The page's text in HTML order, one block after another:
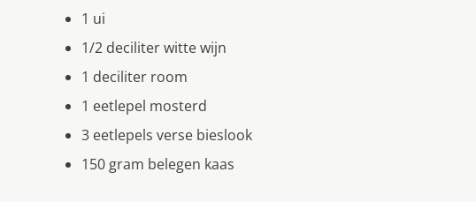
1 ui
1/2 deciliter witte wijn
1 deciliter room
1 eetlepel mosterd
3 eetlepels verse bieslook
150 gram belegen kaas